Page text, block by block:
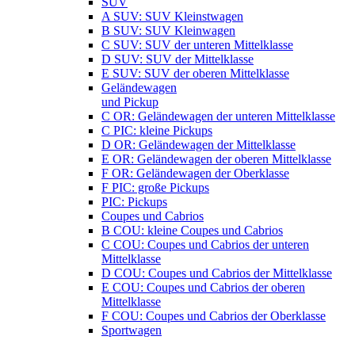
A SUV: SUV Kleinstwagen
B SUV: SUV Kleinwagen
C SUV: SUV der unteren Mittelklasse
D SUV: SUV der Mittelklasse
E SUV: SUV der oberen Mittelklasse
Geländewagen
und Pickup
C OR: Geländewagen der unteren Mittelklasse
C PIC: kleine Pickups
D OR: Geländewagen der Mittelklasse
E OR: Geländewagen der oberen Mittelklasse
F OR: Geländewagen der Oberklasse
F PIC: große Pickups
PIC: Pickups
Coupes und Cabrios
B COU: kleine Coupes und Cabrios
C COU: Coupes und Cabrios der unteren
Mittelklasse
D COU: Coupes und Cabrios der Mittelklasse
E COU: Coupes und Cabrios der oberen
Mittelklasse
F COU: Coupes und Cabrios der Oberklasse
Sportwagen